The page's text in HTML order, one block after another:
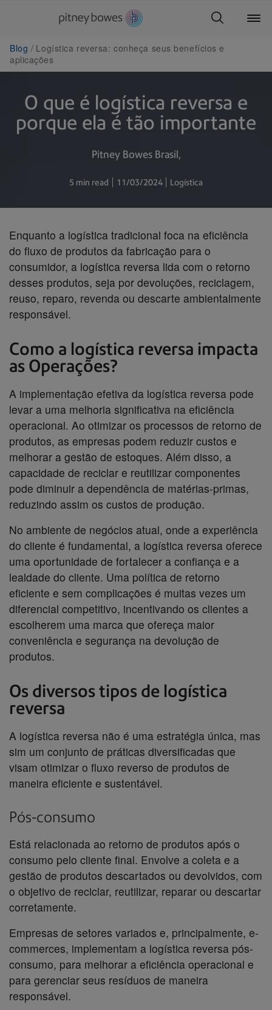
Blog
Logística reversa: conheça seus benefícios e
aplicações
O que é logística reversa e
porque ela é tão importante
Pitney Bowes Brasil
5 min read 11/03/2024 Logística
Enquanto a logística tradicional foca na eficiência
do fluxo de produtos da fabricação para o
consumidor, a logística reversa lida com o retorno
desses produtos, seja por devoluções, reciclagem,
reuso, reparo, revenda ou descarte ambientalmente
responsável.
Como a logística reversa impacta
as Operações?
A implementação efetiva da logística reversa pode
levar a uma melhoria significativa na eficiência
operacional. Ao otimizar os processos de retorno de
produtos, as empresas podem reduzir custos e
melhorar a gestão de estoques. Além disso, a
capacidade de reciclar e reutilizar componentes
pode diminuir a dependência de matérias-primas,
reduzindo assim os custos de produção.
No ambiente de negócios atual, onde a experiência
do cliente é fundamental, a logística reversa oferece
uma oportunidade de fortalecer a confiança e a
lealdade do cliente. Uma política de retorno
eficiente e sem complicações é muitas vezes um
diferencial competitivo, incentivando os clientes a
escolherem uma marca que ofereça maior
conveniência e segurança na devolução de
produtos.
Os diversos tipos de logística
reversa
A logística reversa não é uma estratégia única, mas
sim um conjunto de práticas diversificadas que
visam otimizar o fluxo reverso de produtos de
maneira eficiente e sustentável.
Pós-consumo
Está relacionada ao retorno de produtos após o
consumo pelo cliente final. Envolve a coleta e a
gestão de produtos descartados ou devolvidos, com
o objetivo de reciclar, reutilizar, reparar ou descartar
corretamente.
Empresas de setores variados e, principalmente, e-
commerces, implementam a logística reversa pós-
consumo, para melhorar a eficiência operacional e
para gerenciar seus resíduos de maneira
responsável.